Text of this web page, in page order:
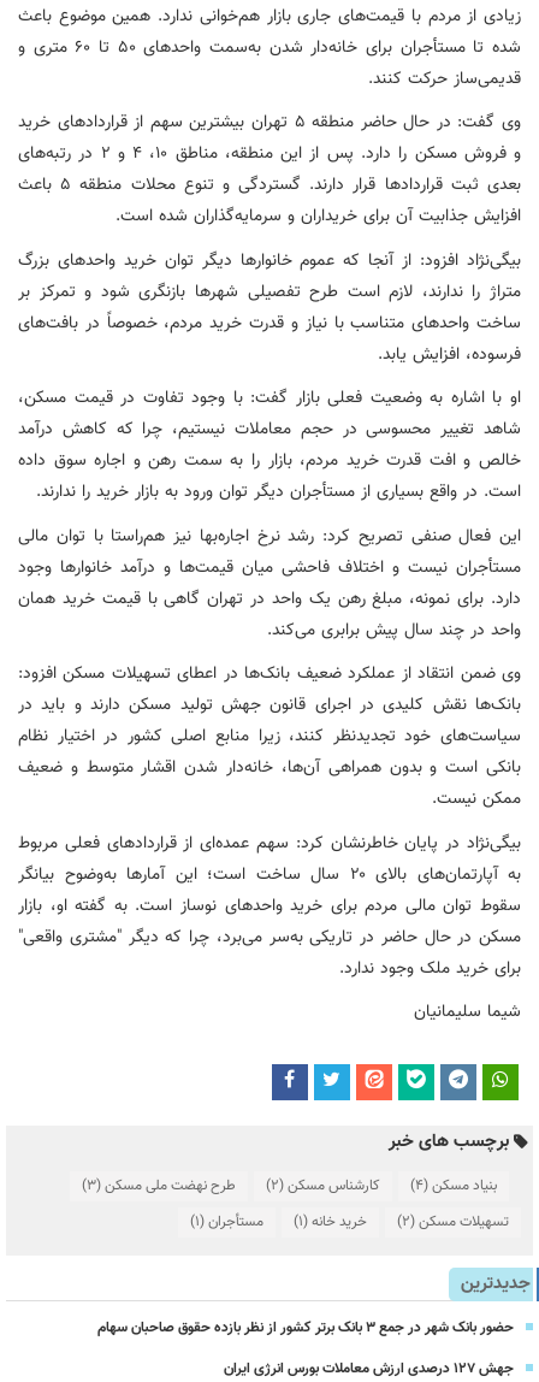
زیادی از مردم با قیمت‌های جاری بازار هم‌خوانی ندارد. همین موضوع باعث
شده تا مستأجران برای خانه‌دار شدن به‌سمت واحدهای ۵۰ تا ۶۰ متری و
قدیمی‌ساز حرکت کنند.
وی گفت: در حال حاضر منطقه ۵ تهران بیشترین سهم از قراردادهای خرید
و فروش مسکن را دارد. پس از این منطقه، مناطق ۱۰، ۴ و ۲ در رتبه‌های
بعدی ثبت قراردادها قرار دارند. گستردگی و تنوع محلات منطقه ۵ باعث
افزایش جذابیت آن برای خریداران و سرمایه‌گذاران شده است.
بیگی‌نژاد افزود: از آنجا که عموم خانوارها دیگر توان خرید واحدهای بزرگ
متراژ را ندارند، لازم است طرح تفصیلی شهرها بازنگری شود و تمرکز بر
ساخت واحدهای متناسب با نیاز و قدرت خرید مردم، خصوصاً در بافت‌های
فرسوده، افزایش یابد.
او با اشاره به وضعیت فعلی بازار گفت: با وجود تفاوت در قیمت مسکن،
شاهد تغییر محسوسی در حجم معاملات نیستیم، چرا که کاهش درآمد
خالص و افت قدرت خرید مردم، بازار را به سمت رهن و اجاره سوق داده
است. در واقع بسیاری از مستأجران دیگر توان ورود به بازار خرید را ندارند.
این فعال صنفی تصریح کرد: رشد نرخ اجاره‌بها نیز هم‌راستا با توان مالی
مستأجران نیست و اختلاف فاحشی میان قیمت‌ها و درآمد خانوارها وجود
دارد. برای نمونه، مبلغ رهن یک واحد در تهران گاهی با قیمت خرید همان
واحد در چند سال پیش برابری می‌کند.
وی ضمن انتقاد از عملکرد ضعیف بانک‌ها در اعطای تسهیلات مسکن افزود:
بانک‌ها نقش کلیدی در اجرای قانون جهش تولید مسکن دارند و باید در
سیاست‌های خود تجدیدنظر کنند، زیرا منابع اصلی کشور در اختیار نظام
بانکی است و بدون همراهی آن‌ها، خانه‌دار شدن اقشار متوسط و ضعیف
ممکن نیست.
بیگی‌نژاد در پایان خاطرنشان کرد: سهم عمده‌ای از قراردادهای فعلی مربوط
به آپارتمان‌های بالای ۲۰ سال ساخت است؛ این آمارها به‌وضوح بیانگر
سقوط توان مالی مردم برای خرید واحدهای نوساز است. به گفته او، بازار
مسکن در حال حاضر در تاریکی به‌سر می‌برد، چرا که دیگر "مشتری واقعی"
برای خرید ملک وجود ندارد.
شیما سلیمانیان
برچسب های خبر
بنیاد مسکن(4) کارشناس مسکن(2) طرح نهضت ملی مسکن(3)
تسهیلات مسکن(2) خرید خانه(1) مستأجران(1)
جدیدترین
حضور بانک شهر در جمع ۳ بانک برتر کشور از نظر بازده حقوق صاحبان سهام
جهش ۱۲۷ درصدی ارزش معاملات بورس انرژی ایران